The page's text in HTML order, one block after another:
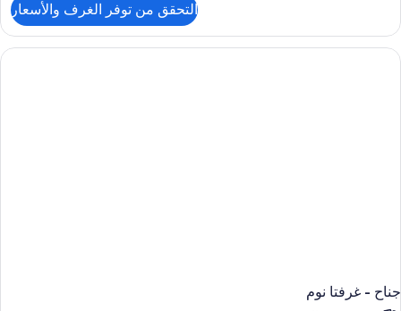
جناح
غرفتا
التحقق من توفر الغرف والأسعار
جناح - غرفتا نوم